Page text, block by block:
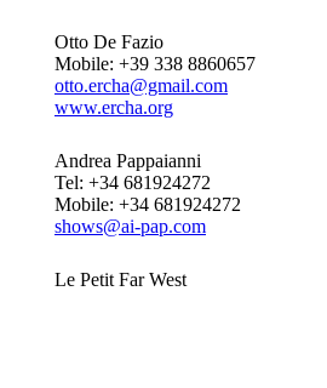
Otto De Fazio
Mobile: +39 338 8860657
otto.ercha@gmail.com
www.ercha.org
Andrea Pappaianni
Tel: +34 681924272
Mobile: +34 681924272
shows@ai-pap.com
Le Petit Far West